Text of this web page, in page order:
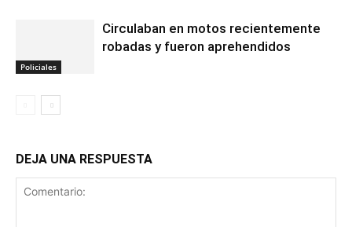
Policiales
Circulaban en motos recientemente
robadas y fueron aprehendidos
DEJA UNA RESPUESTA